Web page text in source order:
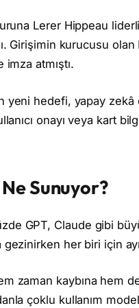
turuna Lerer Hippeau
Girişimin kurucusu
imza atmıştı.
yeni hedefi, yapay
onayı veya kart
Sunuyor?
GPT, Claude gibi
gezinirken her biri için
zaman kaybına hem
çoklu kullanım